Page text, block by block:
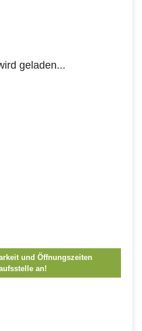
geladen...
und Öffnungszeiten
an!